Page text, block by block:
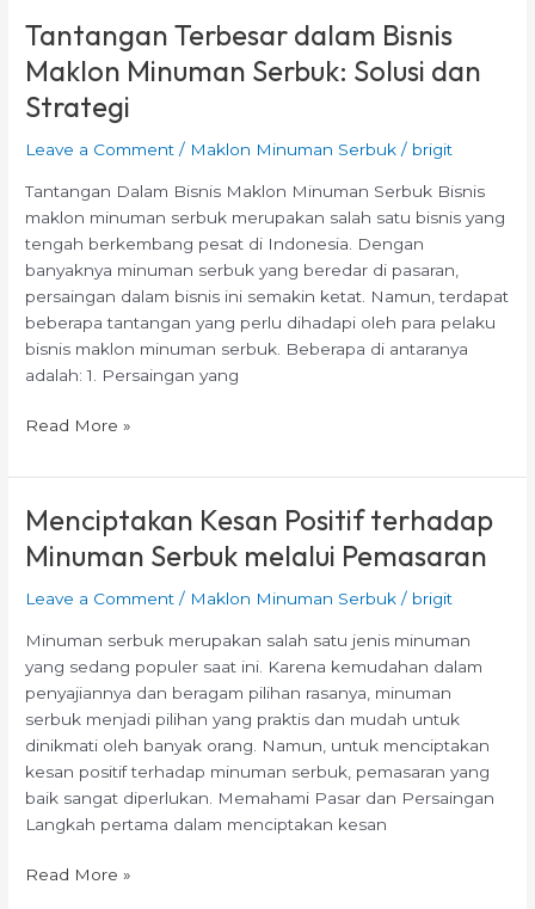
Tantangan Terbesar dalam Bisnis
Maklon Minuman Serbuk: Solusi dan
Strategi
Leave a Comment / Maklon Minuman Serbuk / brigit
Tantangan Dalam Bisnis Maklon Minuman Serbuk Bisnis
maklon minuman serbuk merupakan salah satu bisnis yang
tengah berkembang pesat di Indonesia. Dengan
banyaknya minuman serbuk yang beredar di pasaran,
persaingan dalam bisnis ini semakin ketat. Namun, terdapat
beberapa tantangan yang perlu dihadapi oleh para pelaku
bisnis maklon minuman serbuk. Beberapa di antaranya
adalah: 1. Persaingan yang
Tantangan
dalam
Bisnis
Minuman
Serbuk:
Solusi
dan
Strategi
Read More »
Menciptakan Kesan Positif terhadap
Minuman Serbuk melalui Pemasaran
Leave a Comment / Maklon Minuman Serbuk / brigit
Minuman serbuk merupakan salah satu jenis minuman
yang sedang populer saat ini. Karena kemudahan dalam
penyajiannya dan beragam pilihan rasanya, minuman
serbuk menjadi pilihan yang praktis dan mudah untuk
dinikmati oleh banyak orang. Namun, untuk menciptakan
kesan positif terhadap minuman serbuk, pemasaran yang
baik sangat diperlukan. Memahami Pasar dan Persaingan
Langkah pertama dalam menciptakan kesan
Menciptakan
Positif
terhadap
Serbuk
melalui
Pemasaran
Read More »